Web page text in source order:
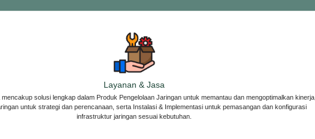
Layanan & Jasa
mencakup solusi lengkap dalam Produk Pengelolaan Jaringan untuk memantau dan mengoptimalkan kinerja,
untuk strategi dan perencanaan, serta Instalasi & Implementasi untuk pemasangan dan konfigurasi
infrastruktur jaringan sesuai kebutuhan.